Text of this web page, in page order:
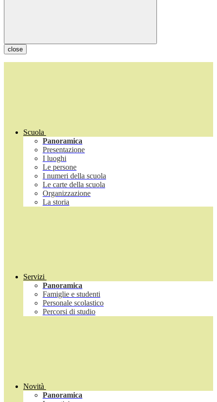
close
Scuola
Panoramica
Presentazione
I luoghi
Le persone
I numeri della scuola
Le carte della scuola
Organizzazione
La storia
Servizi
Panoramica
Famiglie e studenti
Personale scolastico
Percorsi di studio
Novità
Panoramica